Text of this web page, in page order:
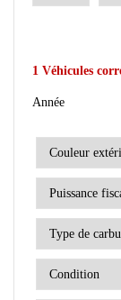
1 Véhicules
Année